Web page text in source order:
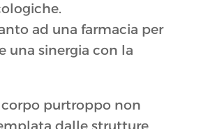
ad una farmacia per
una sinergia con la
corpo purtroppo non